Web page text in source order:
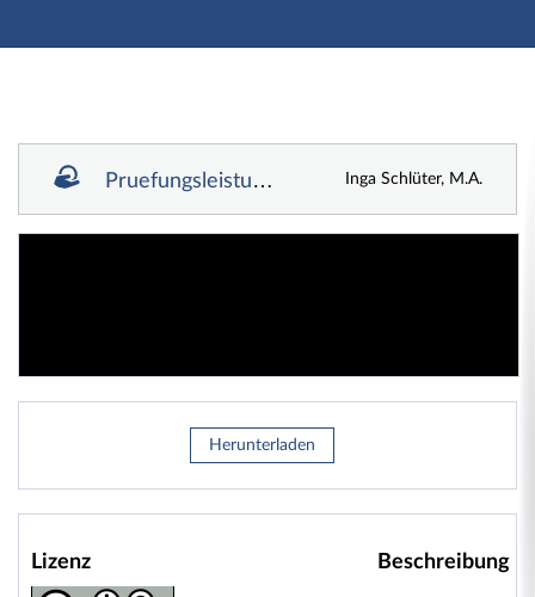
Hauptnavigation
Fußzeile
Pruefungsleistung_P7_WiSe24_25.pdf Inga Schlüter, M.A.
Herunterladen
Lizenz Beschreibung